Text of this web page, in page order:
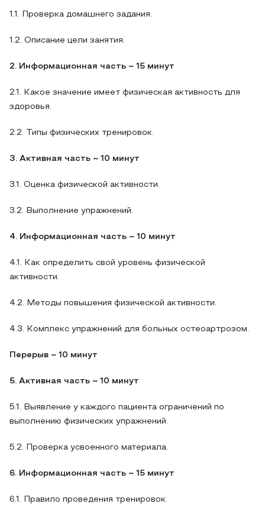
1.1. Проверка домашнего задания.
1.2. Описание цели занятия.
2. Информационная часть ~ 15 минут
2.1. Какое значение имеет физическая активность для
здоровья.
2.2. Типы физических тренировок.
3. Активная часть ~ 10 минут
3.1. Оценка физической активности.
3.2. Выполнение упражнений.
4. Информационная часть ~ 10 минут
4.1. Как определить свой уровень физической
активности.
4.2. Методы повышения физической активности.
4.3. Комплекс упражнений для больных остеоартрозом.
Перерыв ~ 10 минут
5. Активная часть ~ 10 минут
5.1. Выявление у каждого пациента ограничений по
выполнению физических упражнений.
5.2. Проверка усвоенного материала.
6. Информационная часть ~ 15 минут
6.1. Правило проведения тренировок.